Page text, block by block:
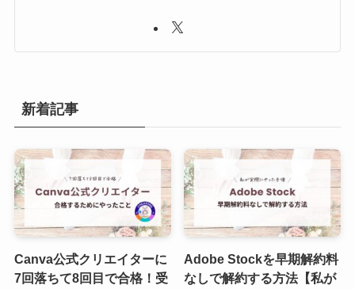
新着記事
Canva公式クリエイターに
7回落ちて8回目で合格！受
Adobe Stockを早期解約料
なしで解約する方法【私が